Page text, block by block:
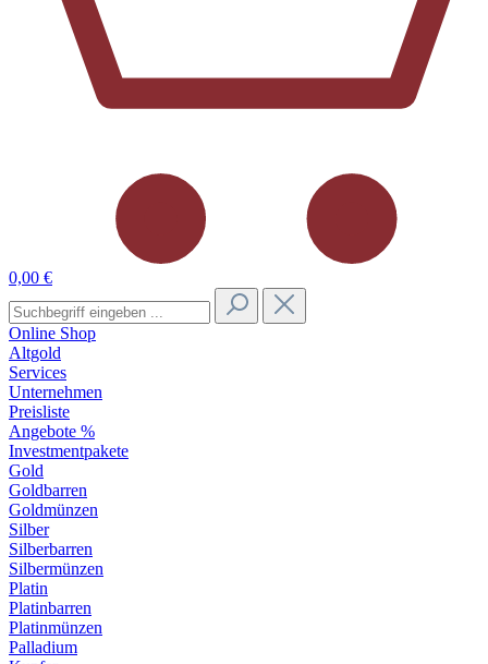
0,00 €
Online Shop
Altgold
Services
Unternehmen
Preisliste
Angebote %
Investmentpakete
Gold
Goldbarren
Goldmünzen
Silber
Silberbarren
Silbermünzen
Platin
Platinbarren
Platinmünzen
Palladium